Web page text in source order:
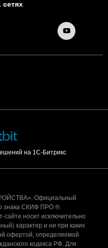
на 1С-Битрикс
Официальный
знака СКИФ ПРО ®.
носит исключительно
характер и ни при каких
офертой, определяемой
кодекса РФ. Для